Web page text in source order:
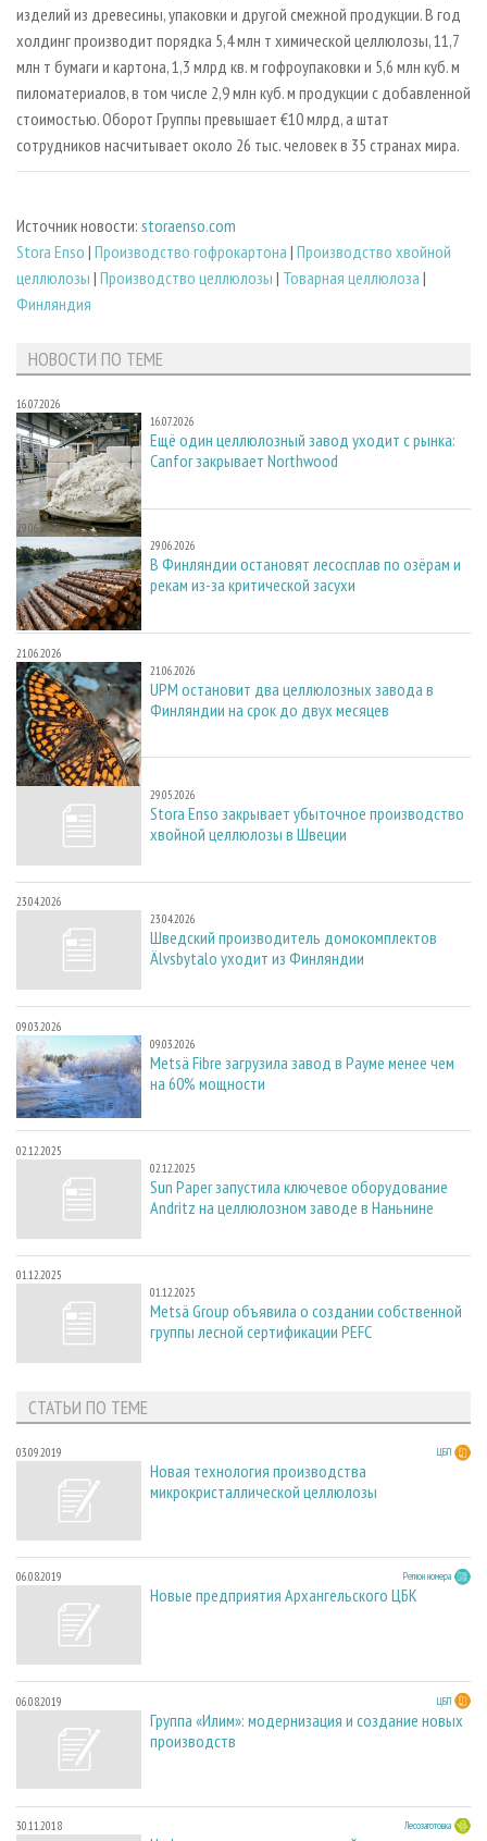
изделий из древесины, упаковки и другой смежной продукции. В год
холдинг производит порядка 5,4 млн т химической целлюлозы, 11,7
млн т бумаги и картона, 1,3 млрд кв. м гофроупаковки и 5,6 млн куб. м
пиломатериалов, в том числе 2,9 млн куб. м продукции с добавленной
стоимостью. Оборот Группы превышает €10 млрд, а штат
сотрудников насчитывает около 26 тыс. человек в 35 странах мира.
Источник новости: storaenso.com
Stora Enso | Производство гофрокартона | Производство хвойной
целлюлозы | Производство целлюлозы | Товарная целлюлоза |
Финляндия
НОВОСТИ ПО ТЕМЕ
16.07.2026
16.07.2026
Ещё один целлюлозный завод уходит с рынка:
Canfor закрывает Northwood
29.06.2026
29.06.2026
В Финляндии остановят лесосплав по озёрам и
рекам из-за критической засухи
21.06.2026
21.06.2026
UPM остановит два целлюлозных завода в
Финляндии на срок до двух месяцев
29.05.2026
29.05.2026
Stora Enso закрывает убыточное производство
хвойной целлюлозы в Швеции
23.04.2026
23.04.2026
Шведский производитель домокомплектов
Älvsbytalo уходит из Финляндии
09.03.2026
09.03.2026
Metsä Fibre загрузила завод в Рауме менее чем
на 60% мощности
02.12.2025
02.12.2025
Sun Paper запустила ключевое оборудование
Andritz на целлюлозном заводе в Наньнине
01.12.2025
01.12.2025
Metsä Group объявила о создании собственной
группы лесной сертификации PEFC
СТАТЬИ ПО ТЕМЕ
03.09.2019 ЦБП
Новая технология производства
микрокристаллической целлюлозы
06.08.2019 Регион номера
Новые предприятия Архангельского ЦБК
06.08.2019 ЦБП
Группа «Илим»: модернизация и создание новых
производств
30.11.2018 Лесозаготовка